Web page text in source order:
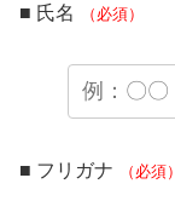
■ 氏名 （必須）
■ フリガナ （必須）